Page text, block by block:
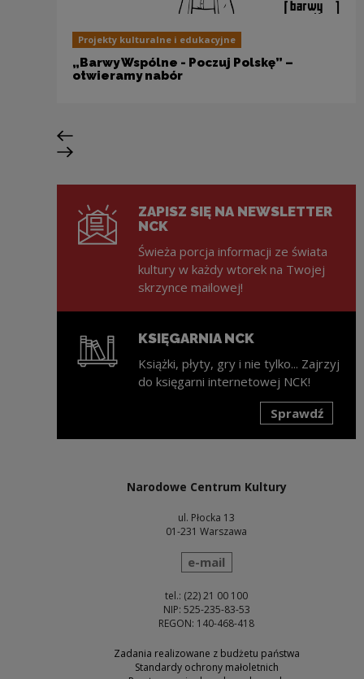
Projekty kulturalne i edukacyjne
„Barwy Wspólne - Poczuj Polskę” –
otwieramy nabór
Poprzedni slajd
Następny slajd
ZAPISZ SIĘ NA NEWSLETTER
NCK
Świeża porcja informacji ze świata
kultury w każdy wtorek na Twojej
skrzynce mailowej!
KSIĘGARNIA NCK
Książki, płyty, gry i nie tylko... Zajrzyj
do księgarni internetowej NCK!
Sprawdź
Narodowe Centrum Kultury
ul. Płocka 13
01-231 Warszawa
wyślij wiadomość
e-mail
tel.: (22) 21 00 100
NIP: 525-235-83-53
REGON: 140-468-418
Zadania realizowane z budżetu państwa
Standardy ochrony małoletnich